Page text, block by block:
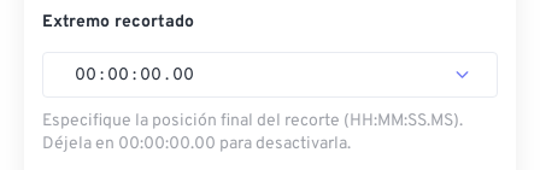
Extremo recortado
00 : 00 : 00 . 00
Especifique la posición final del recorte (HH:MM:SS.MS).
Déjela en 00:00:00.00 para desactivarla.